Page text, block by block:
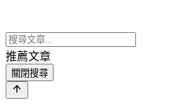
推薦文章
關閉搜尋